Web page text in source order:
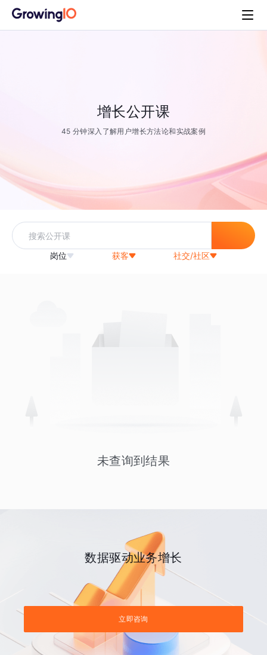
增长公开课
45 分钟深入了解用户增长方法论和实战案例
岗位 获客 社交/社区
未查询到结果
数据驱动业务增长
立即咨询